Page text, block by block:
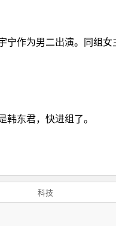
作为男二出演。同组
东君，快进组了。
科技